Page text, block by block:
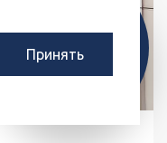
ДИЗАЙНЕР
БЕСПЛАТНО
РАСЧЕТ КУХНИ
ЗА 10 МИНУТ
Принять